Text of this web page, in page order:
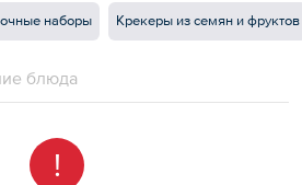
наборы Крекеры из семян и фруктов
!